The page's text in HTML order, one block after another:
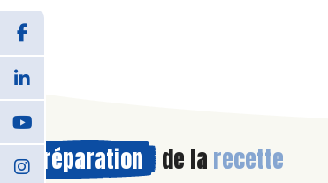
Préparation de la recette